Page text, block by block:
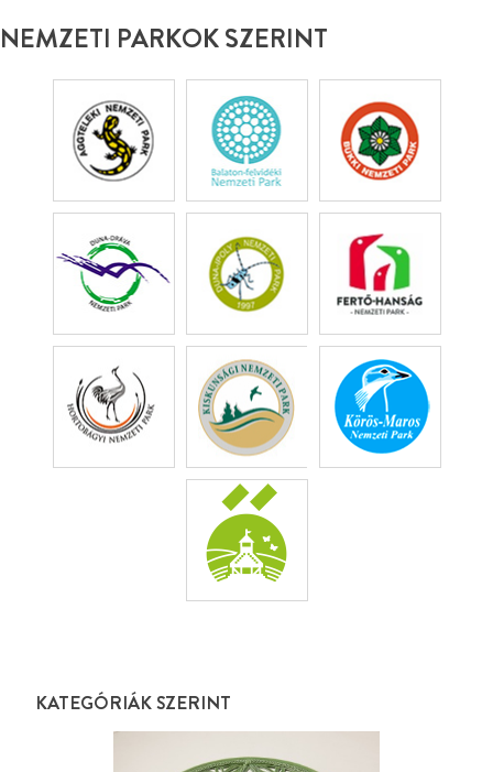
NEMZETI PARKOK SZERINT